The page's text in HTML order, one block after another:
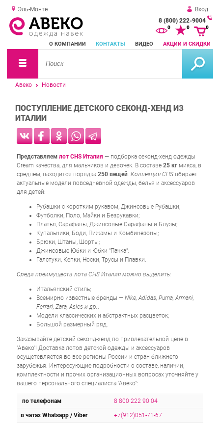
Эль-Монте
Вход
8 (800) 222-9004
О КОМПАНИИ КОНТАКТЫ ВИДЕО АКЦИИ И СКИДКИ
0 0 0
Авеко Новости
ПОСТУПЛЕНИЕ ДЕТСКОГО СЕКОНД-ХЕНД ИЗ
ИТАЛИИ
Представляем лот CHS Италия — подборка секонд-хенд одежды
Cream качества, для мальчиков и девочек. В составе 25 кг микса, в
среднем, находится порядка 250 вещей. Коллекция CHS вбирает
актуальные модели повседневной одежды, белья и аксессуаров
для детей:
Рубашки с коротким рукавом, Джинсовые Рубашки;
Футболки, Поло, Майки и Безрукавки;
Платья, Сарафаны, Джинсовые Сарафаны и Блузы;
Купальники, Боди, Пижамы и Комбинезоны;
Брюки, Штаны, Шорты;
Джинсовые Юбки и Юбки "Пачка";
Галстуки, Кепки, Носки, Трусы и Плавки.
Среди преимуществ лота CHS Италия можно выделить:
Итальянский стиль;
Всемирно известные бренды — Nike, Adidas, Puma, Armani,
Ferrari, Zara, Asics и др.;
Модели классических и абстрактных расцветок;
Большой размерный ряд.
Заказывайте детский секонд-хенд по привлекательной цене в
"Авеко"! Доставка лотов детской одежды и аксессуаров
осущетсвляется во все регионы России и стран ближнего
зарубежья. Интересующие подробности о составе, наличии,
комплектности и прочих организационных вопросах уточняйте у
вашего персонального специалиста "Авеко":
по телефонам 8 800 222 90 04
в чатах Whatsapp / Viber +7(912)051-71-67